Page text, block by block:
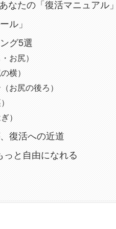
なたの「復活マニュアル」
ル」
グ5選
お尻）
横）
お尻の後ろ）
）
復活への近道
っと自由になれる